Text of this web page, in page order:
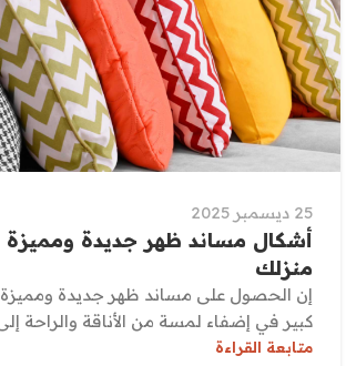
25 ديسمبر 2025
أشكال مساند ظهر جديدة ومميزة
منزلك
إن الحصول على مساند ظهر جديدة
كبير في إضفاء لمسة من الأناقة والراحة
متابعة القراءة